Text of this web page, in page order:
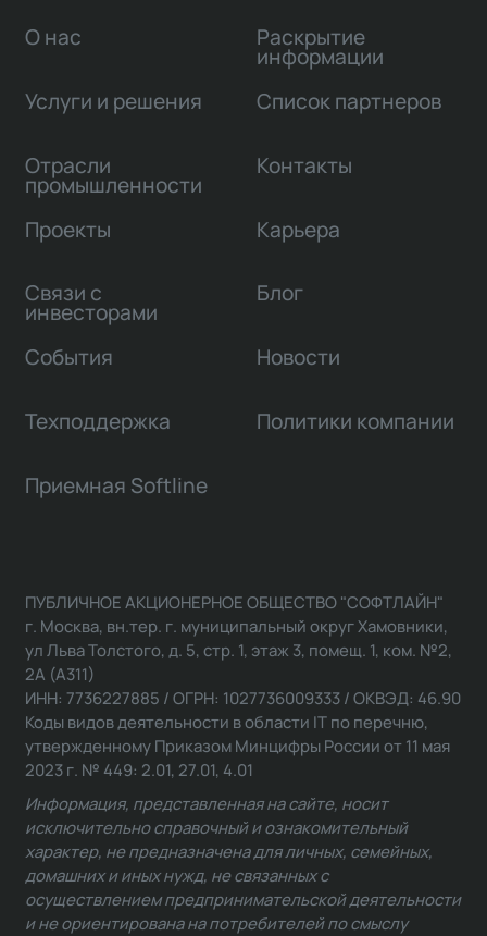
О нас
Услуги и решения
Отрасли
промышленности
Проекты
Связи с
инвесторами
Раскрытие
информации
Список партнеров
Контакты
Карьера
Блог
События Новости
Техподдержка Политики компании
Приемная Softline
ПУБЛИЧНОЕ АКЦИОНЕРНОЕ ОБЩЕСТВО "СОФТЛАЙН"
г. Москва, вн.тер. г. муниципальный округ Хамовники,
ул Льва Толстого, д. 5, стр. 1, этаж 3, помещ. 1, ком. №2,
2А (А311)
ИНН: 7736227885 / ОГРН: 1027736009333 / ОКВЭД: 46.90
Коды видов деятельности в области IT по перечню,
утвержденному Приказом Минцифры России от 11 мая
2023 г. № 449: 2.01, 27.01, 4.01
Информация, представленная на сайте, носит
исключительно справочный и ознакомительный
характер, не предназначена для личных, семейных,
домашних и иных нужд, не связанных с
осуществлением предпринимательской деятельности
и не ориентирована на потребителей по смыслу